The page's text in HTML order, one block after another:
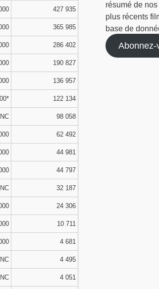
427 935
365 985
286 402
190 827
136 957
122 134
NC 98 058
62 492
44 981
44 797
NC 32 187
24 306
10 711
4 681
NC 4 495
NC 4 051
résumé de
plus récents
base de
Abonnez-